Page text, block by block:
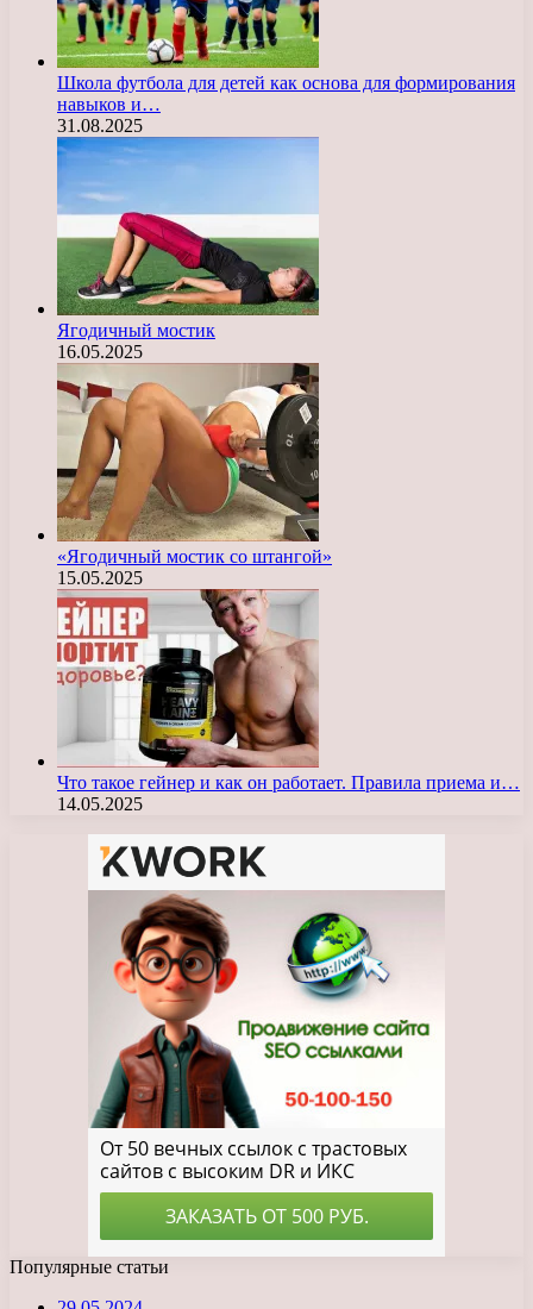
Школа футбола для детей как основа для формирования
навыков и…
31.08.2025
Ягодичный мостик
16.05.2025
«Ягодичный мостик со штангой»
15.05.2025
Что такое гейнер и как он работает. Правила приема и…
14.05.2025
Популярные статьи